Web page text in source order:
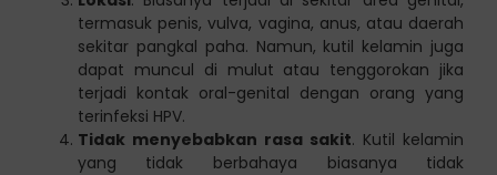
termasuk penis, vulva, vagina, anus, atau daerah
sekitar pangkal paha. Namun, kutil kelamin juga
dapat muncul di mulut atau tenggorokan jika
terjadi kontak oral-genital dengan orang yang
terinfeksi HPV.
Tidak menyebabkan rasa sakit. Kutil kelamin
yang tidak berbahaya biasanya tidak